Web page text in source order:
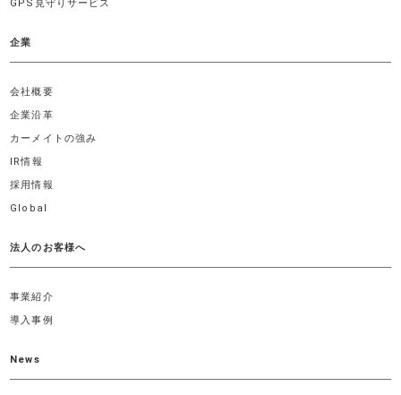
GPS見守りサービス
企業
会社概要
企業沿革
カーメイトの強み
IR情報
採用情報
Global
法人のお客様へ
事業紹介
導入事例
News